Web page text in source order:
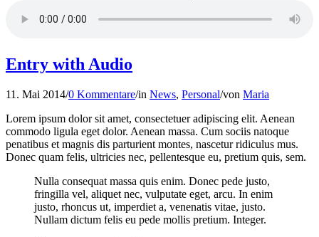
Entry with Audio
11. Mai 2014/0 Kommentare/in News, Personal/von Maria
Lorem ipsum dolor sit amet, consectetuer adipiscing elit. Aenean
commodo ligula eget dolor. Aenean massa. Cum sociis natoque
penatibus et magnis dis parturient montes, nascetur ridiculus mus.
Donec quam felis, ultricies nec, pellentesque eu, pretium quis, sem.
Nulla consequat massa quis enim. Donec pede justo,
fringilla vel, aliquet nec, vulputate eget, arcu. In enim
justo, rhoncus ut, imperdiet a, venenatis vitae, justo.
Nullam dictum felis eu pede mollis pretium. Integer.